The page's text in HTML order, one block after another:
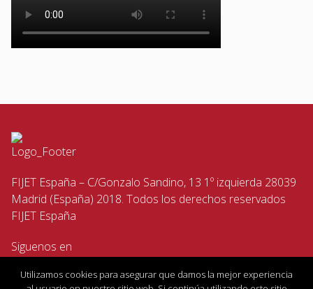
FIJET España – C/Gonzalo Sandino, 13 1º izquierda 28039
Madrid (España) 2018. Todos los derechos reservados
FIJET España
Siguenos en
Utilizamos cookies para asegurar que damos la mejor experiencia